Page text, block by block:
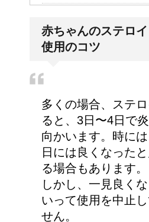
について
顔にで
者？原
詳しく
ス式の
赤ちゃんのステロ
使用のコツ
多くの場合、ステ
ると、3日〜4日で
向かいます。時に
日には良くなった
る場合もあります。
しかし、一見良く
いって使用を中止
せん。